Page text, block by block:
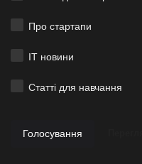
Про стартапи
ІТ новини
Статті для навчання
Голосування